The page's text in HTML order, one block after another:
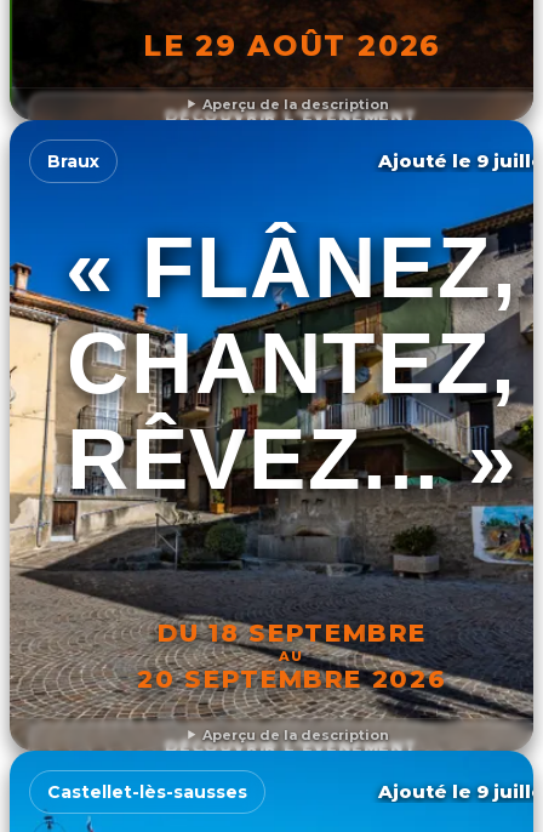
Aperçu de la description
LE 29 AOÛT 2026
DÉCOUVRIR L'ÉVÉNEMENT
Aperçu de la description
Braux Ajouté le 9
« FLÂNEZ,
CHANTEZ,
RÊVEZ... »
DU 18 SEPTEMBRE
AU
20 SEPTEMBRE 2026
DÉCOUVRIR L'ÉVÉNEMENT
Castellet-lès-sausses Ajouté le 9